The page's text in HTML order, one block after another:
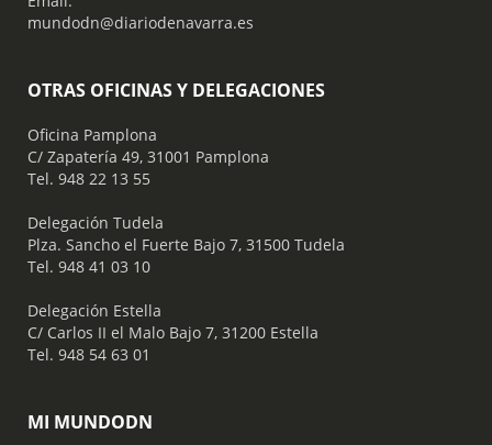
mundodn@diariodenavarra.es
OTRAS OFICINAS Y DELEGACIONES
Oficina Pamplona
C/ Zapatería 49, 31001 Pamplona
Tel. 948 22 13 55
​ Delegación Tudela
Plza. Sancho el Fuerte Bajo 7, 31500 Tudela
Tel. 948 41 03 10
​ Delegación Estella
C/ Carlos II el Malo Bajo 7, 31200 Estella
Tel. 948 54 63 01
MI MUNDODN